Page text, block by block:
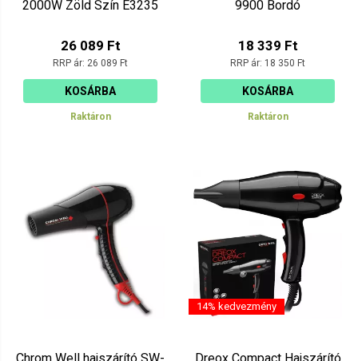
2000W Zöld Szín E3235
26 089 Ft
RRP ár: 26 089 Ft
KOSÁRBA
Raktáron
9900 Bordó
18 339 Ft
RRP ár: 18 350 Ft
KOSÁRBA
Raktáron
14% kedvezmény